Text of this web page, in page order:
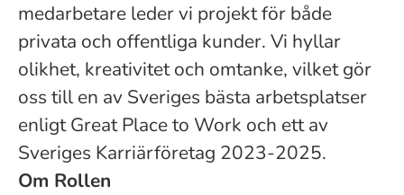
medarbetare leder vi projekt för både
privata och offentliga kunder. Vi hyllar
olikhet, kreativitet och omtanke, vilket gör
oss till en av Sveriges bästa arbetsplatser
enligt Great Place to Work och ett av
Sveriges Karriärföretag 2023-2025.
Om Rollen